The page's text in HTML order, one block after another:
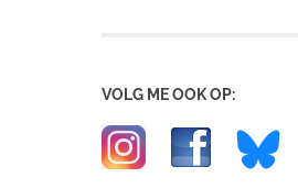
VOLG ME OOK OP: